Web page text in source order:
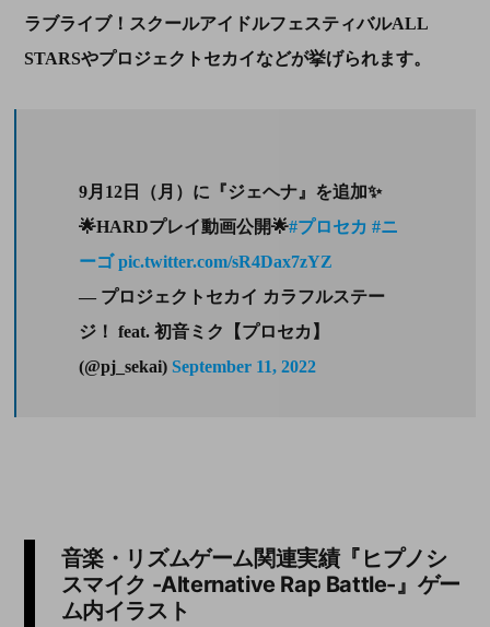
ラブライブ！スクールアイドルフェスティバルALL
STARSやプロジェクトセカイなどが挙げられます。
9月12日（月）に『ジェヘナ』を追加✨
🌟HARDプレイ動画公開🌟#プロセカ #ニ
ーゴ pic.twitter.com/sR4Dax7zYZ
— プロジェクトセカイ カラフルステー
ジ！ feat. 初音ミク【プロセカ】
(@pj_sekai) September 11, 2022
音楽・リズムゲーム関連実績『ヒプノシ
スマイク -Alternative Rap Battle-』ゲー
ム内イラスト